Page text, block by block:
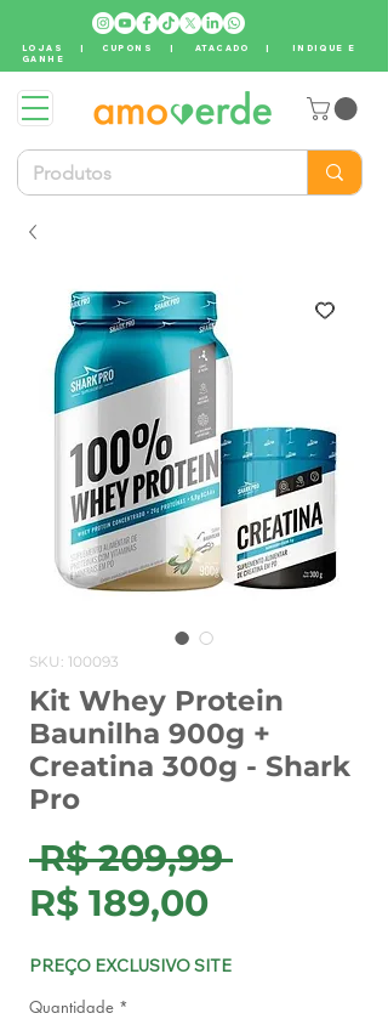
LOJAS | CUPONS |ATACADO | INDIQUE E
GANHE
SKU: 100093
Kit Whey Protein
Baunilha 900g +
Creatina 300g - Shark
Pro
R$ 209,99 Preço
R$ 189,00Preço
PREÇO EXCLUSIVO SITE
Quantidade *